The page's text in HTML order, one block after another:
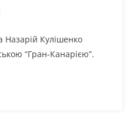
Назарій Кулішенко
“Гран-Канарією”.